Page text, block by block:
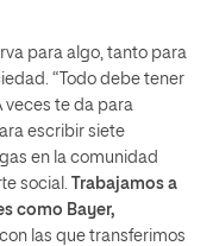
para algo, tanto para
“Todo debe tener
veces te da para
escribir siete
en la comunidad
social. Trabajamos a
como Bayer,
, con las que transferimos